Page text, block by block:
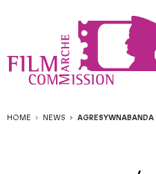
HOME NEWS AGRESYWNABANDA